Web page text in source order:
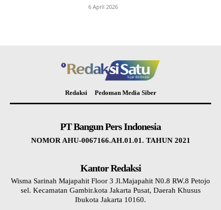
6 April 2026
Redaksi Pedoman Media Siber
PT Bangun Pers Indonesia
NOMOR AHU-0067166.AH.01.01. TAHUN 2021
Kantor Redaksi
Wisma Sarinah Majapahit Floor 3 Jl.Majapahit N0.8 RW.8 Petojo
sel. Kecamatan Gambir.kota Jakarta Pusat, Daerah Khusus
Ibukota Jakarta 10160.